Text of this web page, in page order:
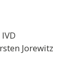
Jorewitz